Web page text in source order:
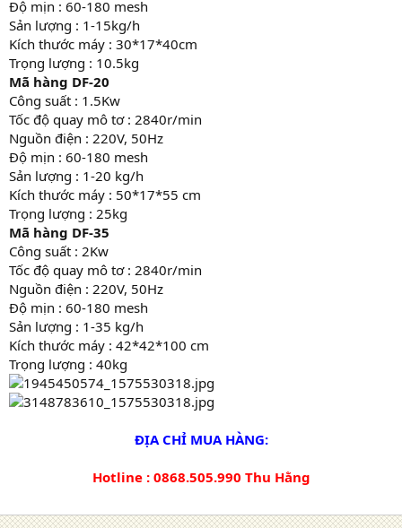
Độ mịn : 60-180 mesh
Sản lượng : 1-15kg/h
Kích thước máy : 30*17*40cm
Trọng lượng : 10.5kg
Mã hàng DF-20
Công suất : 1.5Kw
Tốc độ quay mô tơ : 2840r/min
Nguồn điện : 220V, 50Hz
Độ mịn : 60-180 mesh
Sản lượng : 1-20 kg/h
Kích thước máy : 50*17*55 cm
Trọng lượng : 25kg
Mã hàng DF-35
Công suất : 2Kw
Tốc độ quay mô tơ : 2840r/min
Nguồn điện : 220V, 50Hz
Độ mịn : 60-180 mesh
Sản lượng : 1-35 kg/h
Kích thước máy : 42*42*100 cm
Trọng lượng : 40kg
ĐỊA CHỈ MUA HÀNG:
Hotline : 0868.505.990 Thu Hằng